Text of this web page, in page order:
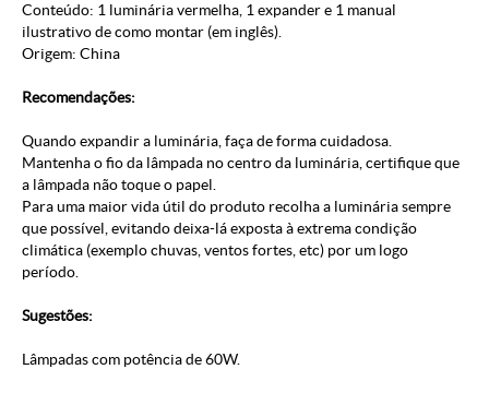
Conteúdo: 1 luminária vermelha, 1 expander e 1 manual
ilustrativo de como montar (em inglês).
Origem: China
Recomendações:
Quando expandir a luminária, faça de forma cuidadosa.
Mantenha o fio da lâmpada no centro da luminária, certifique que
a lâmpada não toque o papel.
Para uma maior vida útil do produto recolha a luminária sempre
que possível, evitando deixa-lá exposta à extrema condição
climática (exemplo chuvas, ventos fortes, etc) por um logo
período.
Sugestões:
Lâmpadas com potência de 60W.